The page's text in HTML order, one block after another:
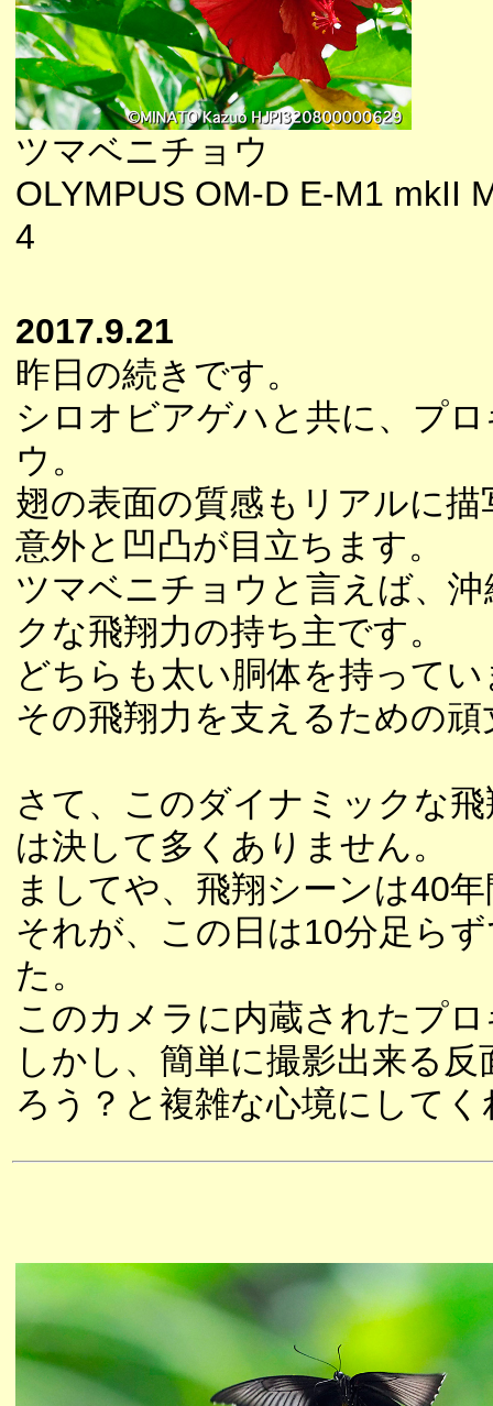
ツマベニチョウ
OLYMPUS OM-D E-M1 mkII
4
2017.9.21
昨日の続きです。
シロオビアゲハと共に、プ
ウ。
翅の表面の質感もリアルに
意外と凹凸が目立ちます。
ツマベニチョウと言えば、
クな飛翔力の持ち主です。
どちらも太い胴体を持って
その飛翔力を支えるための
さて、このダイナミックな
は決して多くありません。
ましてや、飛翔シーンは40
それが、この日は10分足ら
た。
このカメラに内蔵されたプ
しかし、簡単に撮影出来る
ろう？と複雑な心境にして